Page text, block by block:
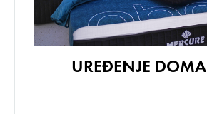
UREĐENJE DOMA